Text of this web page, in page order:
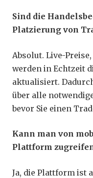
Sind die
Platzierung von
Absolut. Live-
werden in Echtzeit
aktualisiert.
über alle
bevor Sie einen
Kann man von
Plattform
Ja, die Plattform ist